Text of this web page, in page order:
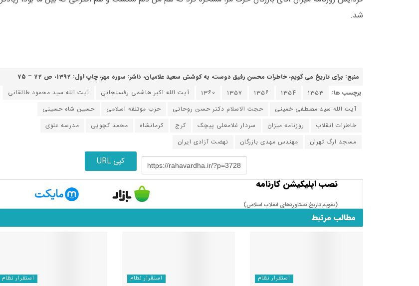
شد.
منبع: برای تاریخ می گویم، خاطرات محسن رفیق دوست، به کوشش سعید علامیان، ناشر: سوره مهر، چاپ اول: ۱۳۹۲، ص ۷۲ – ۷۵
برچسب ها:
1353
1354
1356
1357
1360 آیت الله اکبر هاشمی رفسنجانی
آیت الله سید محمود طالقانی
آیت الله سید مصطفی خمینی
حجت الاسلام دکتر حسن روحانی حزب موتلفه اسلامی
حسین شاه حسینی
خاطرات انقلاب
روزنامه میزان سردار غلامعلی پیچک کرج کرمانشاه محمد کچویی
مدرسه علوی
مسجد ارگ تهران
مهندس مهدی بازرگان نهضت آزادی ایران
https://rahavardha.ir/?p=3728 کپی URL
نصب اپلیکیشن کارنامه
(تقویم تاریخ دستاوردهای انقلاب اسلامی​)
مطالب مرتبط
استقرار نظام استقرار نظام استقرار نظام